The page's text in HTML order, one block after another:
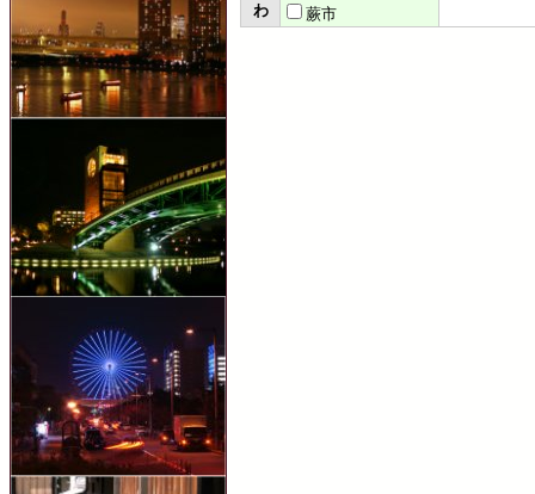
わ
蕨市